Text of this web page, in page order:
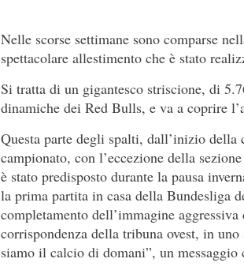
Nelle scorse settimane sono comparse
spettacolare allestimento che è stato
Si tratta di un gigantesco striscione, di
dinamiche dei Red Bulls, e va a coprire
Questa parte degli spalti, dall’inizio della
campionato, con l’eccezione della
è stato predisposto durante la pausa
la prima partita in casa della Bundesliga
completamento dell’immagine
corrispondenza della tribuna ovest, in
siamo il calcio di domani”, un